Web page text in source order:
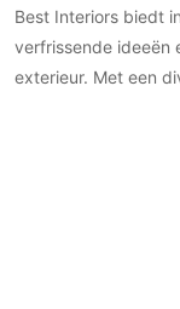
Best Interiors biedt
verfrissende ideeën
exterieur. Met een